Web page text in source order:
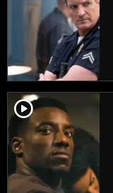
player2